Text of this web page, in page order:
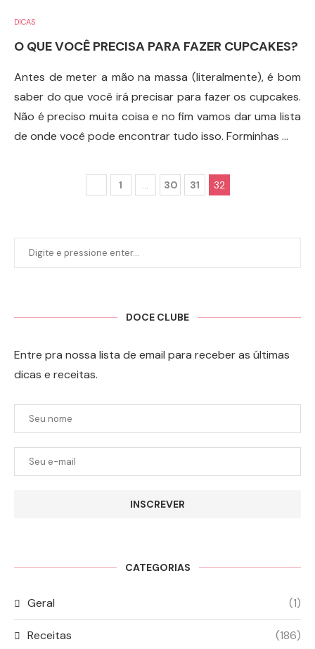
DICAS
O QUE VOCÊ PRECISA PARA FAZER CUPCAKES?
Antes de meter a mão na massa (literalmente), é bom
saber do que você irá precisar para fazer os cupcakes.
Não é preciso muita coisa e no fim vamos dar uma lista
de onde você pode encontrar tudo isso. Forminhas …
1 … 30 31 32
DOCE CLUBE
Entre pra nossa lista de email para receber as últimas
dicas e receitas.
INSCREVER
CATEGORIAS
Geral (1)
Receitas (186)